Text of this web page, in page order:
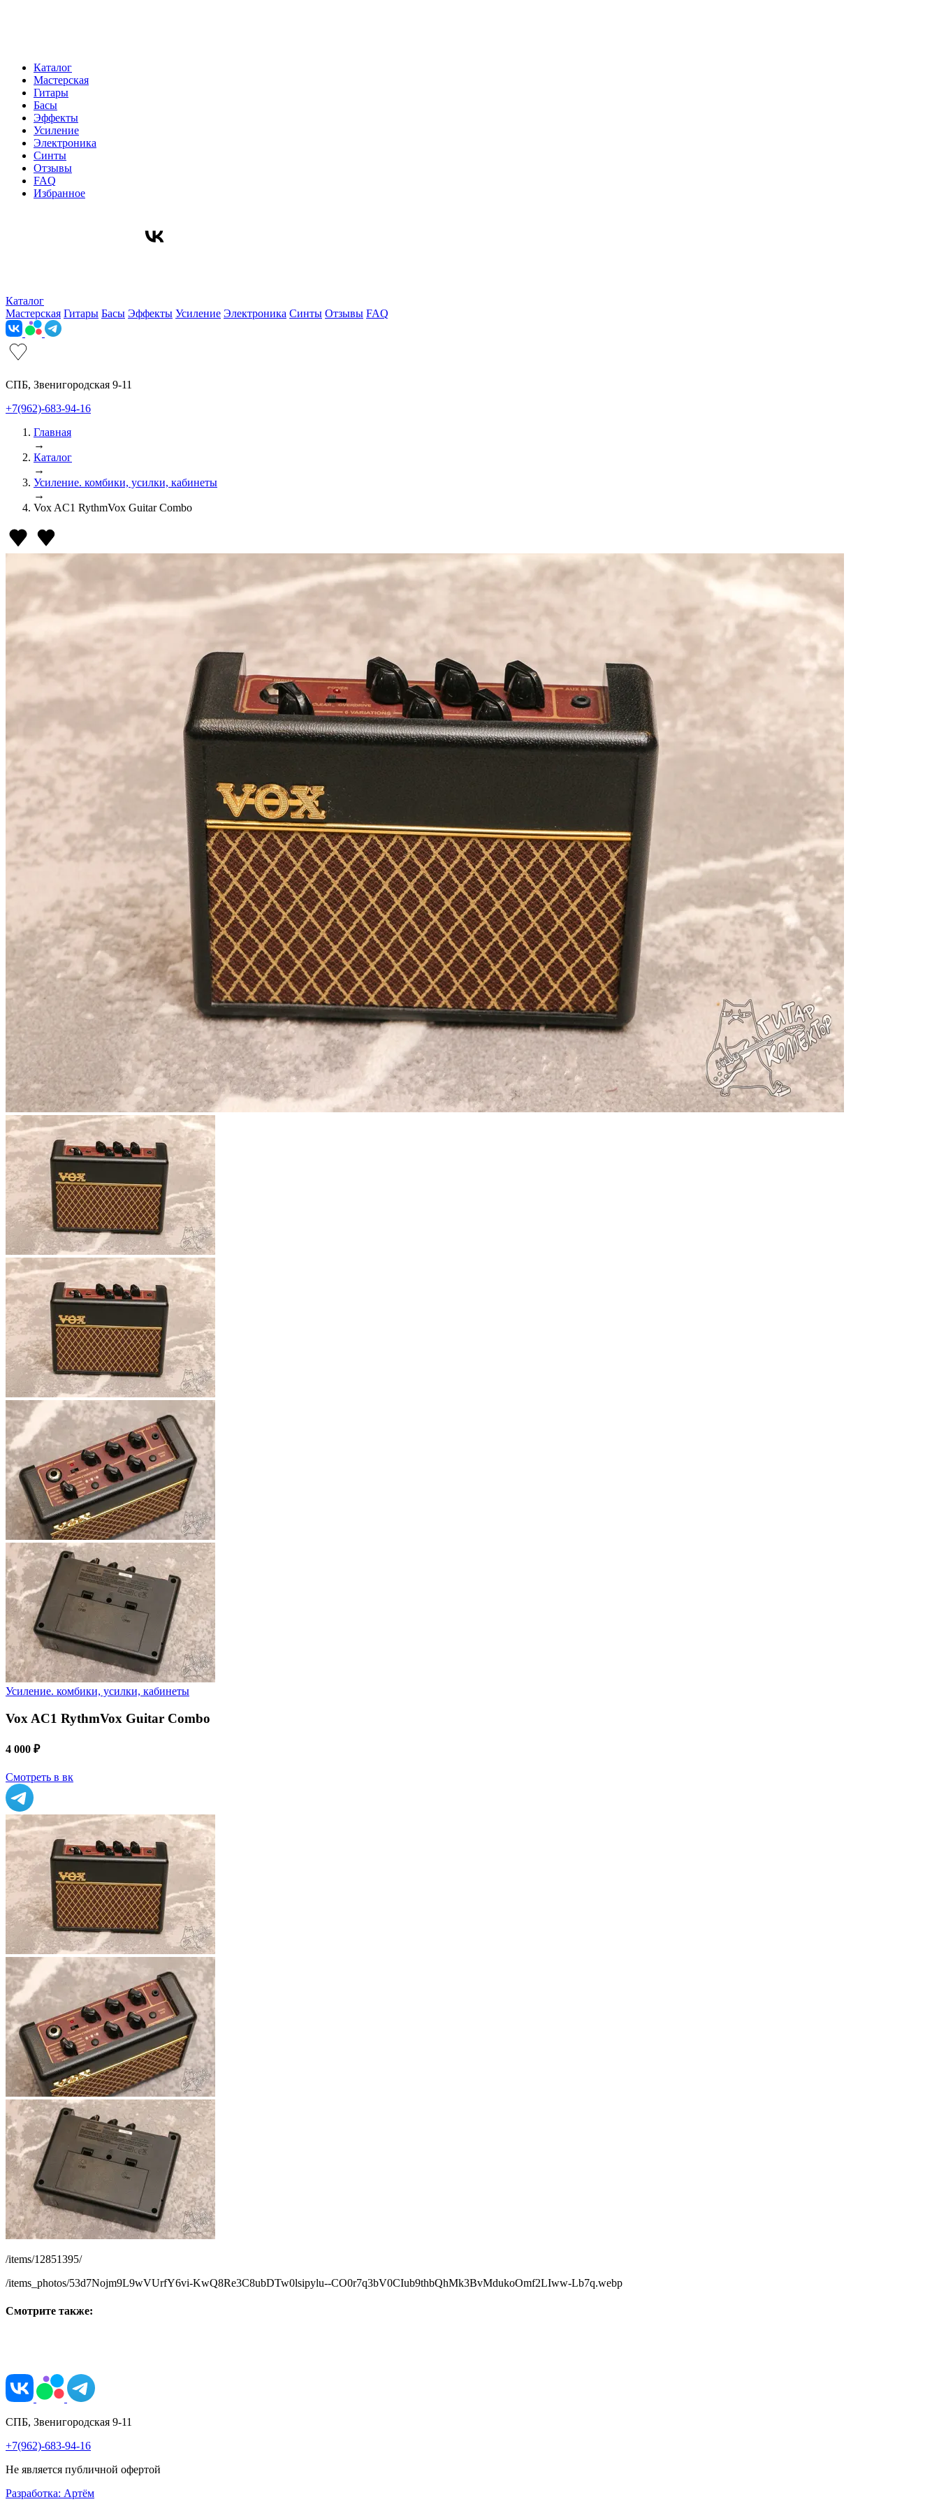
Каталог
Мастерская
Гитары
Басы
Эффекты
Усиление
Электроника
Синты
Отзывы
FAQ
Избранное
Каталог
Мастерская Гитары Басы Эффекты Усиление Электроника Синты Отзывы FAQ
СПБ, Звенигородская 9-11
+7(962)-683-94-16
Главная
→
Каталог
→
Усиление. комбики, усилки, кабинеты
→
Vox AC1 RythmVox Guitar Combo
Усиление. комбики, усилки, кабинеты
Vox AC1 RythmVox Guitar Combo
4 000 ₽
Смотреть в вк
/items/12851395/
/items_photos/53d7Nojm9L9wVUrfY6vi-KwQ8Re3C8ubDTw0lsipylu--CO0r7q3bV0CIub9thbQhMk3BvMdukoOmf2LIww-Lb7q.webp
Смотрите также:
СПБ, Звенигородская 9-11
+7(962)-683-94-16
Не является публичной офертой
Разработка: Артём